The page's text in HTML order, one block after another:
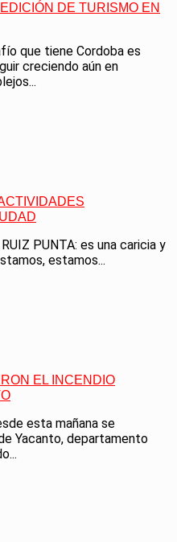
DE TURISMO EN
que tiene Cordoba es
creciendo aún en
PUNTA: es una caricia y
estamos...
EL INCENDIO
esta mañana se
Yacanto, departamento